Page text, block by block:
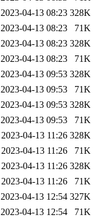
2023-04-13 08:23 328K
2023-04-13 08:23
71K
2023-04-13 08:23 328K
2023-04-13 08:23
71K
2023-04-13 09:53 328K
2023-04-13 09:53
71K
2023-04-13 09:53 328K
2023-04-13 09:53
71K
2023-04-13 11:26 328K
2023-04-13 11:26
71K
2023-04-13 11:26 328K
2023-04-13 11:26
71K
2023-04-13 12:54 327K
2023-04-13 12:54
71K